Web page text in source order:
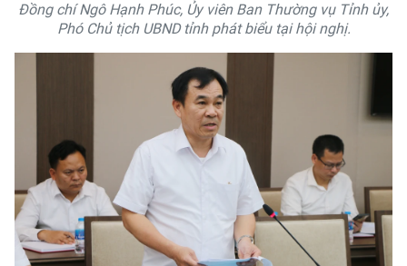
Đồng chí Ngô Hạnh Phúc, Ủy viên Ban Thường vụ Tỉnh ủy,
Phó Chủ tịch UBND tỉnh phát biểu tại hội nghị.